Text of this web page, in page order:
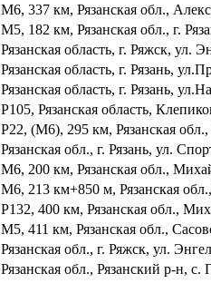
М6, 337 км, Рязанская обл.,
М5, 182 км, Рязанская обл., г.
Рязанская область, г. Ряжск, ул.
Рязанская область, г. Рязань,
Рязанская область, г. Рязань,
Р105, Рязанская область,
Р22, (М6), 295 км, Рязанская
Рязанская обл., г. Рязань, ул.
М6, 200 км, Рязанская обл.,
М6, 213 км+850 м, Рязанская
Р132, 400 км, Рязанская обл.,
М5, 411 км, Рязанская обл.,
Рязанская обл., г. Ряжск, ул.
Рязанская обл., Рязанский р-н, с.